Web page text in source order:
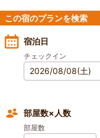
この宿のプランを検索
宿泊日
チェックイン
部屋数×人数
部屋数